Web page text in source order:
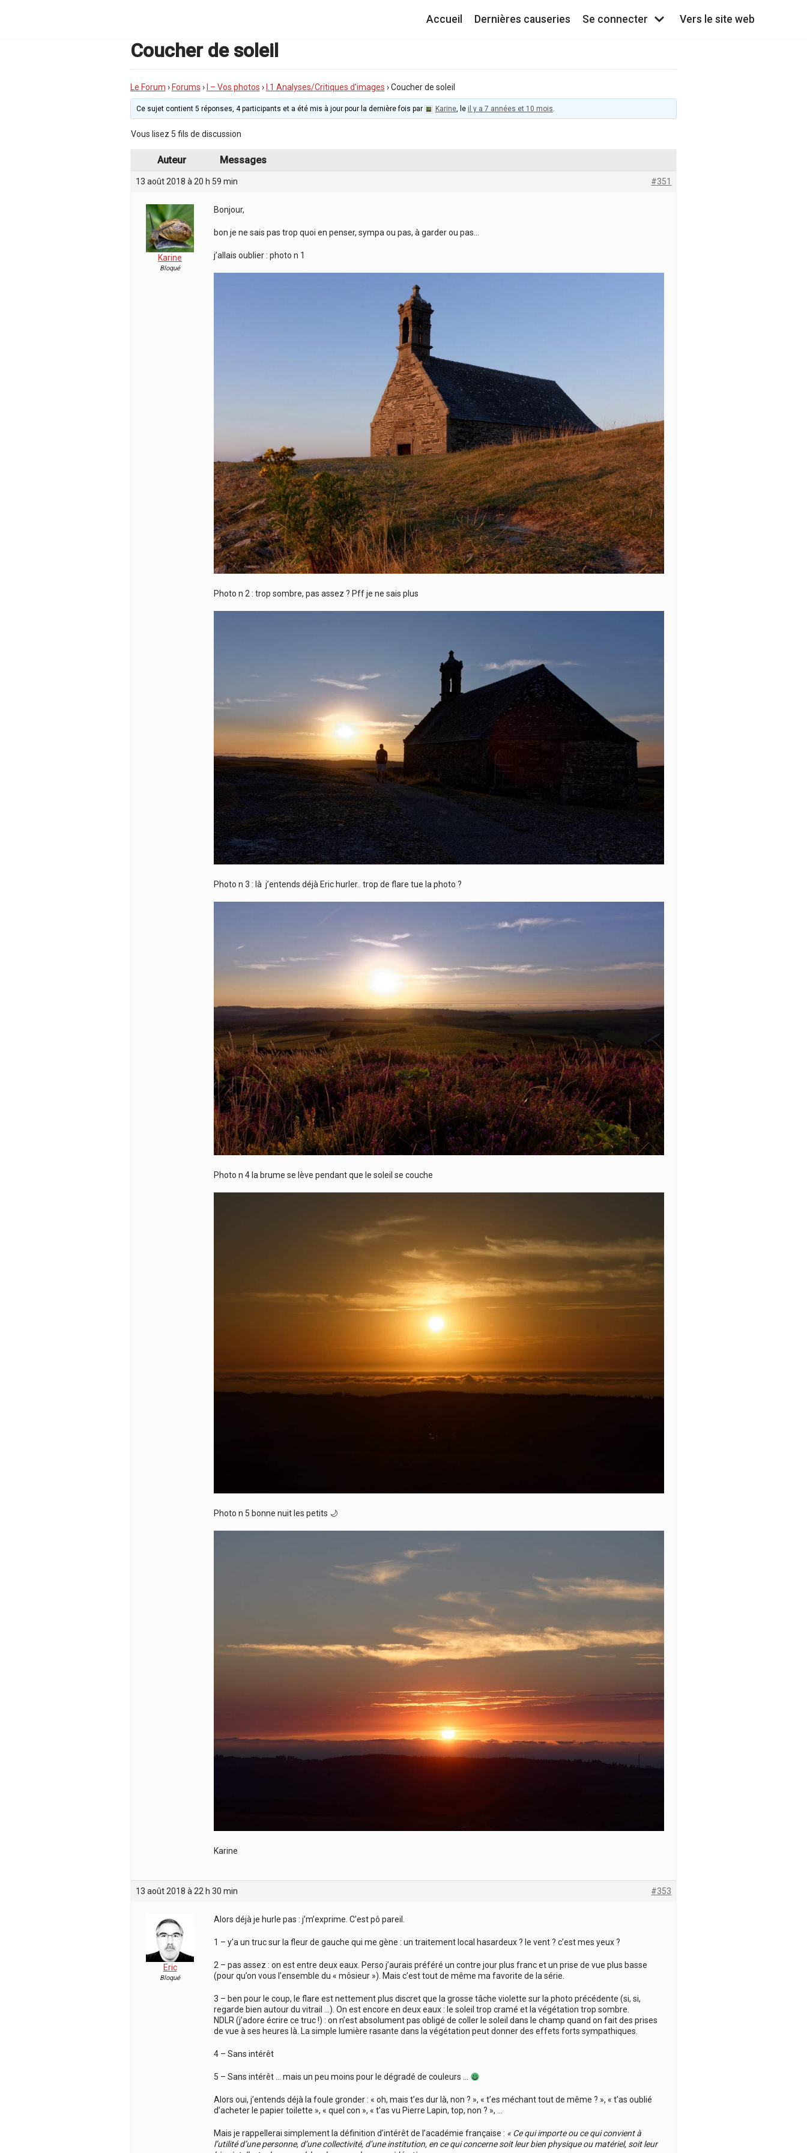
Accueil Dernières causeries Se connecter Vers le site web
Coucher de soleil
Le Forum › Forums › I – Vos photos › I.1 Analyses/Critiques d’images › Coucher de soleil
Ce sujet contient 5 réponses, 4 participants et a été mis à jour pour la dernière fois par Karine, le il y a 7 années et 10 mois.
Vous lisez 5 fils de discussion
Auteur Messages
13 août 2018 à 20 h 59 min #351
Karine
Bloqué
Bonjour,
bon je ne sais pas trop quoi en penser, sympa ou pas, à garder ou pas…
j’allais oublier : photo n 1
Photo n 2 : trop sombre, pas assez ? Pff je ne sais plus
Photo n 3 : là j’entends déjà Eric hurler.. trop de flare tue la photo ?
Photo n 4 la brume se lève pendant que le soleil se couche
Photo n 5 bonne nuit les petits 🌙
Karine
13 août 2018 à 22 h 30 min #353
Eric
Bloqué
Alors déjà je hurle pas : j’m’exprime. C’est pô pareil.
1 – y’a un truc sur la fleur de gauche qui me gène : un traitement local hasardeux ? le vent ? c’est mes yeux ?
2 – pas assez : on est entre deux eaux. Perso j’aurais préféré un contre jour plus franc et un prise de vue plus basse
(pour qu’on vous l’ensemble du « môsieur »). Mais c’est tout de même ma favorite de la série.
3 – ben pour le coup, le flare est nettement plus discret que la grosse tâche violette sur la photo précédente (si, si,
regarde bien autour du vitrail …). On est encore en deux eaux : le soleil trop cramé et la végétation trop sombre.
NDLR (j’adore écrire ce truc !) : on n’est absolument pas obligé de coller le soleil dans le champ quand on fait des prises
de vue à ses heures là. La simple lumière rasante dans la végétation peut donner des effets forts sympathiques.
4 – Sans intérêt
5 – Sans intérêt … mais un peu moins pour le dégradé de couleurs …
Alors oui, j’entends déjà la foule gronder : « oh, mais t’es dur là, non ? », « t’es méchant tout de même ? », « t’as oublié
d’acheter le papier toilette », « quel con », « t’as vu Pierre Lapin, top, non ? », …
Mais je rappellerai simplement la définition d’intérêt de l’académie française : « Ce qui importe ou ce qui convient à
l’utilité d’une personne, d’une collectivité, d’une institution, en ce qui concerne soit leur bien physique ou matériel, soit leur